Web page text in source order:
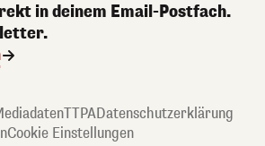
in deinem Email-Postfach.
TTPADatenschutzerklärung
Cookie Einstellungen